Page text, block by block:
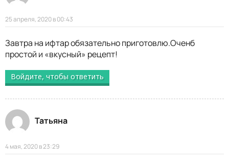
25 апреля, 2020 в 00:43
Завтра на ифтар обязательно приготовлю.Оченб
простой и «вкусный» рецепт!
Войдите, чтобы ответить
Татьяна
4 мая, 2020 в 23:29